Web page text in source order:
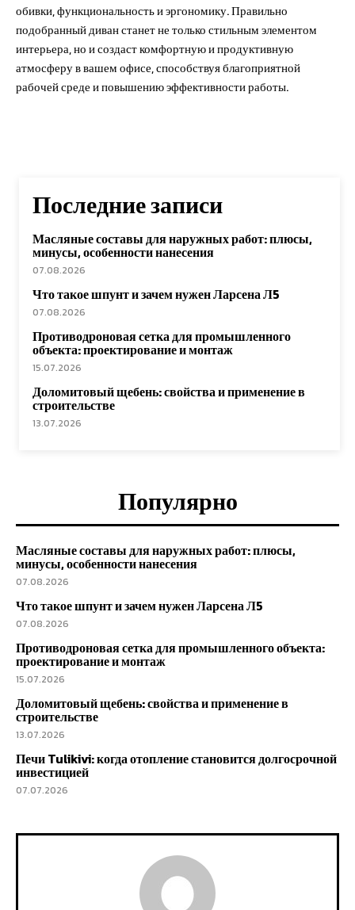
обивки, функциональность и эргономику. Правильно
подобранный диван станет не только стильным элементом
интерьера, но и создаст комфортную и продуктивную
атмосферу в вашем офисе, способствуя благоприятной
рабочей среде и повышению эффективности работы.
Последние записи
Масляные составы для наружных работ: плюсы,
минусы, особенности нанесения
07.08.2026
Что такое шпунт и зачем нужен Ларсена Л5
07.08.2026
Противодроновая сетка для промышленного
объекта: проектирование и монтаж
15.07.2026
Доломитовый щебень: свойства и применение в
строительстве
13.07.2026
Популярно
Масляные составы для наружных работ: плюсы,
минусы, особенности нанесения
07.08.2026
Что такое шпунт и зачем нужен Ларсена Л5
07.08.2026
Противодроновая сетка для промышленного объекта:
проектирование и монтаж
15.07.2026
Доломитовый щебень: свойства и применение в
строительстве
13.07.2026
Печи Tulikivi: когда отопление становится долгосрочной
инвестицией
07.07.2026